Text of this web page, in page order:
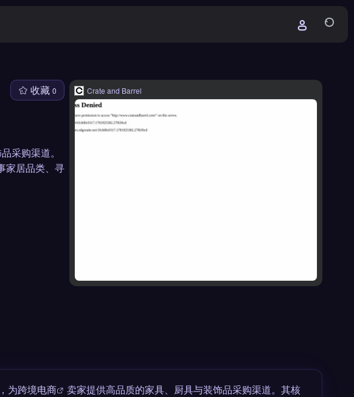
收藏 0
采购渠道。
家居品类、寻
Crate and Barrel
为跨境电商
卖家提供高品质的家具、厨具与装饰品采购渠道。其核